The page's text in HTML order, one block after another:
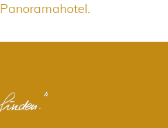
Panoramahotel.